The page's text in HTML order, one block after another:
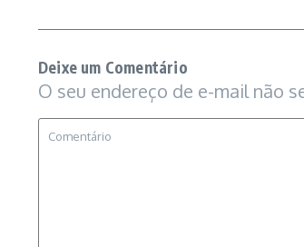
Deixe um Comentário
O seu endereço de e-mail não